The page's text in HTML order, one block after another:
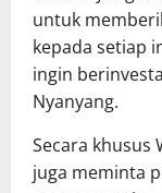
untuk
kepada setiap
ingin
Nyanyang.
Secara khusus
juga meminta